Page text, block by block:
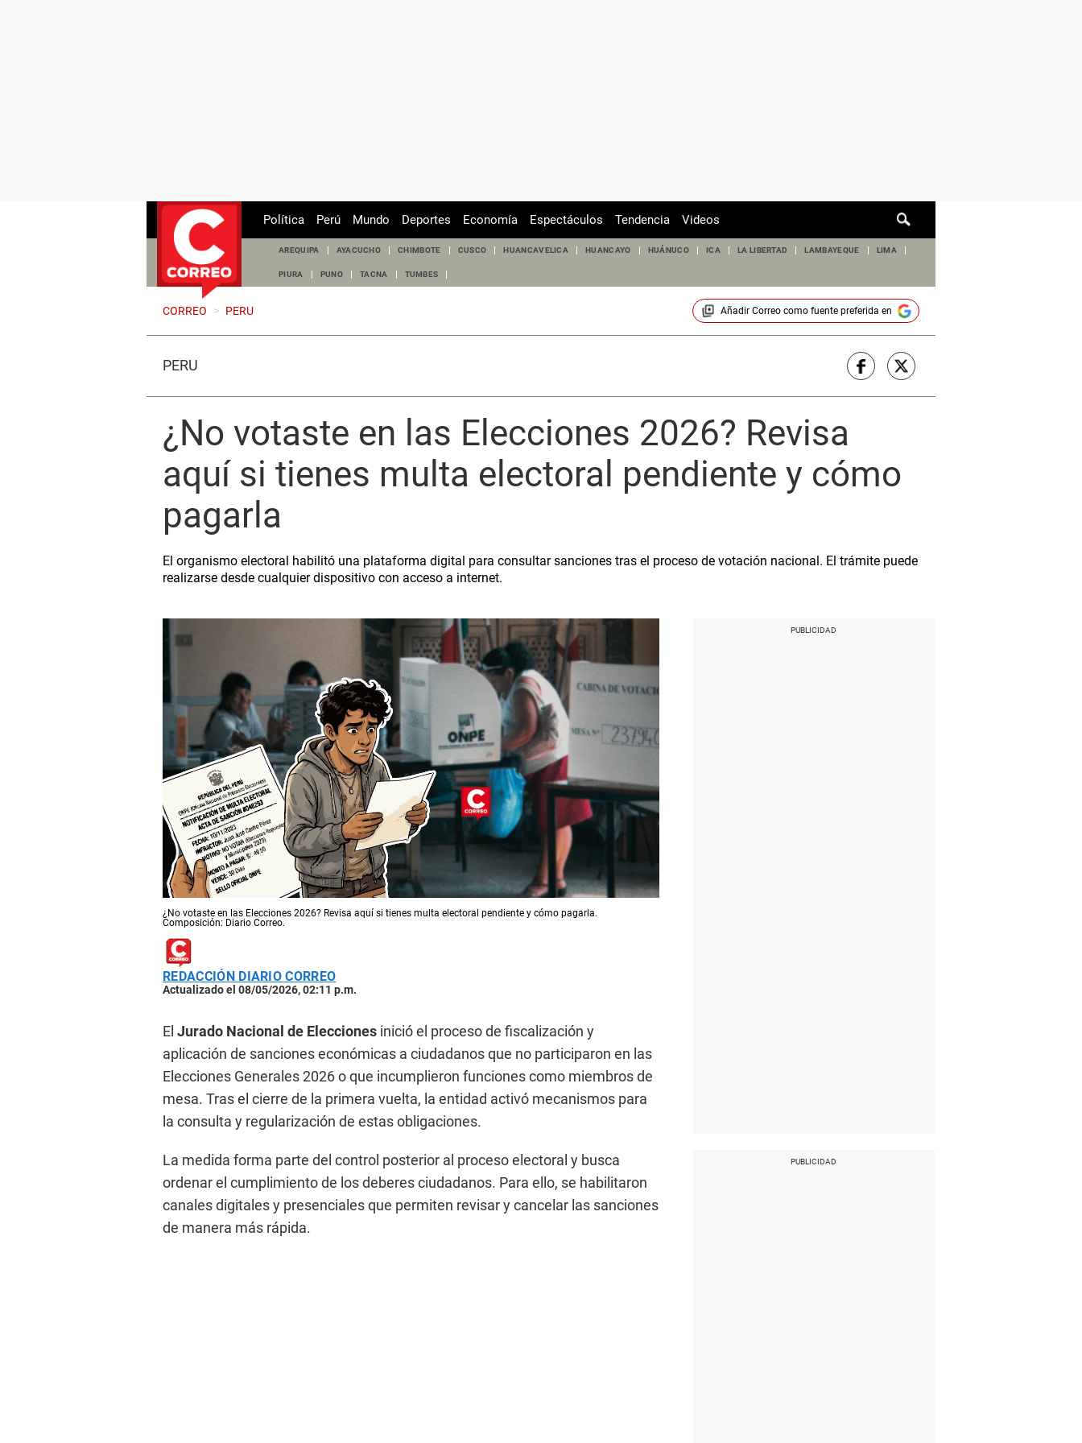
de
Política Perú Mundo Deportes Economía Espectáculos Tendencia Videos
AREQUIPA AYACUCHO CHIMBOTE CUSCO HUANCAVELICA HUANCAYO HUÁNUCO ICA LA LIBERTAD LAMBAYEQUE LIMA
PIURA PUNO TACNA TUMBES
CORREO > PERU Añadir Correocomo fuente preferida en
PERÚ
¿No votaste en las Elecciones 2026? Revisa
aquí si tienes multa electoral pendiente y cómo
pagarla
El organismo electoral habilitó una plataforma digital para consultar sanciones tras el proceso de votación nacional. El trámite puede
realizarse desde cualquier dispositivo con acceso a internet.
¿No votaste en las Elecciones 2026? Revisa aquí si tienes multa electoral pendiente y cómo pagarla.
Composición: Diario Correo.
REDACCIÓN DIARIO CORREO
Actualizado el 08/05/2026, 02:11 p.m.
El Jurado Nacional de Elecciones inició el proceso de fiscalización y
aplicación de sanciones económicas a ciudadanos que no participaron en las
Elecciones Generales 2026 o que incumplieron funciones como miembros de
mesa. Tras el cierre de la primera vuelta, la entidad activó mecanismos para
la consulta y regularización de estas obligaciones.
La medida forma parte del control posterior al proceso electoral y busca
ordenar el cumplimiento de los deberes ciudadanos. Para ello, se habilitaron
canales digitales y presenciales que permiten revisar y cancelar las sanciones
de manera más rápida.